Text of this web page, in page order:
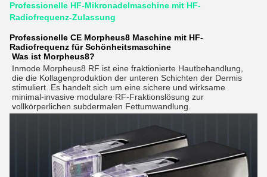
Professionelle HF-Mikronadelmaschine mit HF-
Radiofrequenz-Zulassung
Professionelle CE Morpheus8 Maschine mit HF-
Radiofrequenz für Schönheitsmaschine
Was ist Morpheus8?
Inmode Morpheus8 RF ist eine fraktionierte Hautbehandlung,
die die Kollagenproduktion der unteren Schichten der Dermis
stimuliert..Es handelt sich um eine sichere und wirksame
minimal-invasive modulare RF-Fraktionslösung zur
vollkörperlichen subdermalen Fettumwandlung.